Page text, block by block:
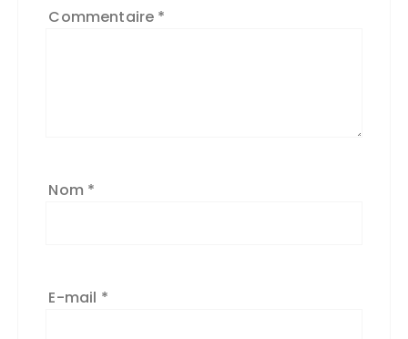
Commentaire *
Nom *
E-mail *